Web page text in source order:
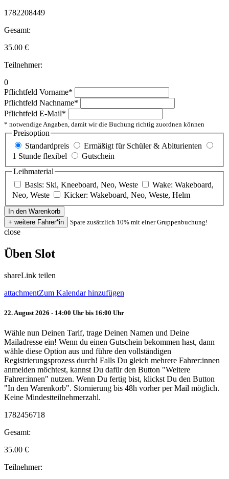
1782208449
Gesamt:
35.00 €
Teilnehmer:
0
Pflichtfeld Vorname*
Pflichtfeld Nachname*
Pflichtfeld E-Mail*
* notwendige Angaben, damit wir die Buchung richtig zuordnen können
Preisoption
Standardpreis
Ermäßigt für Schüler & Abiturienten
1 Stunde flexibel
Gutschein
Leihmaterial
Basis: Ski, Kneeboard, Neo, Weste
Wake: Wakeboard,
Neo, Weste
Kicker: Wakeboard, Neo, Weste, Helm
Spare zusätzlich 10% mit einer Gruppenbuchung!
close
Üben Slot
shareLink teilen
attachmentZum Kalendar hinzufügen
22. August 2026 - 14:00 Uhr bis 16:00 Uhr
Wähle nun Deinen Tarif, trage Deinen Namen und Deine
Mailadresse ein! Wenn du einen Gutschein bekommen hast, dann
wähle diese Option aus und führe den vollständigen
Registrierungsprozess durch! Falls Du gleich mehrere Fahrer:innen
anmelden möchtest, kannst Du dafür den Button "Weitere
Fahrer:innen" nutzen. Wenn Du fertig bist, klickst Du den Button
"In den Warenkorb". Stornierung bis 48h vorher per Mail möglich.
Keine Mindestteilnehmerzahl.
1782456718
Gesamt:
35.00 €
Teilnehmer: